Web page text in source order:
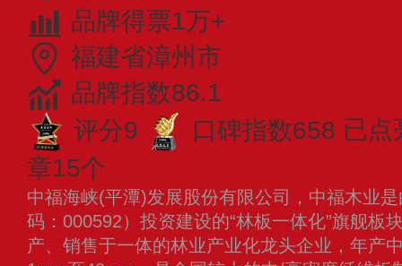
品牌得票1万+
福建省漳州市
品牌指数86.1
评分9
口碑指数658 已点
章15个
中福海峡(平潭)发展股份有限公司，中福木业
码：000592）投资建设的“林板一体化”旗舰板
产、销售于一体的林业产业化龙头企业，年产